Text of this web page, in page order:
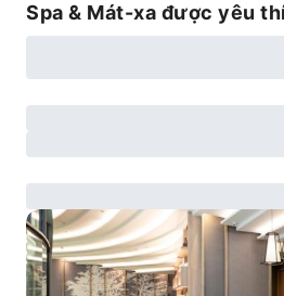
Spa & Mát-xa được yêu